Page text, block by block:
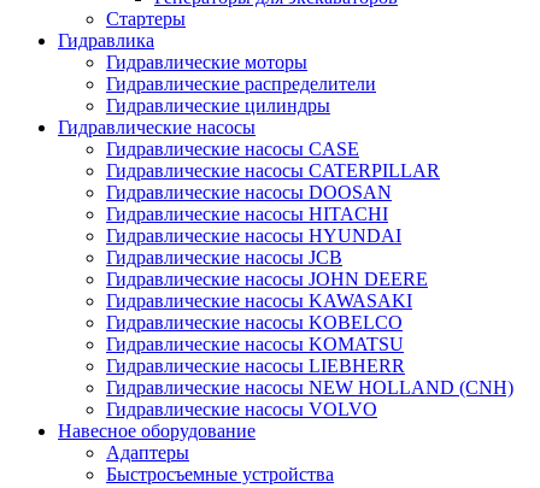
Стартеры
Гидравлика
Гидравлические моторы
Гидравлические распределители
Гидравлические цилиндры
Гидравлические насосы
Гидравлические насосы CASE
Гидравлические насосы CATERPILLAR
Гидравлические насосы DOOSAN
Гидравлические насосы HITACHI
Гидравлические насосы HYUNDAI
Гидравлические насосы JCB
Гидравлические насосы JOHN DEERE
Гидравлические насосы KAWASAKI
Гидравлические насосы KOBELCO
Гидравлические насосы KOMATSU
Гидравлические насосы LIEBHERR
Гидравлические насосы NEW HOLLAND (CNH)
Гидравлические насосы VOLVO
Навесное оборудование
Адаптеры
Быстросъемные устройства